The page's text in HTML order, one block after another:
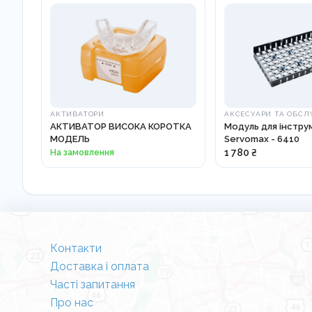
АКТИВАТОРИ
АКТИВАТОР ВИСОКА КОРОТКА
МОДЕЛЬ
На замовлення
АКСЕСУАРИ ТА
Модуль для
Servomax - 6410
1 780 ₴
Контакти
Доставка і оплата
Часті запитання
Про нас